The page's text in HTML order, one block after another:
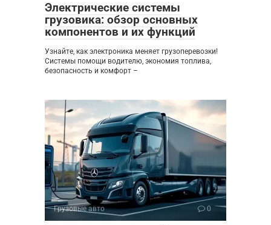
Электрические системы
грузовика: обзор основных
компонентов и их функций
Узнайте, как электроника меняет грузоперевозки!
Системы помощи водителю, экономия топлива,
безопасность и комфорт –
Грузовые авто 0